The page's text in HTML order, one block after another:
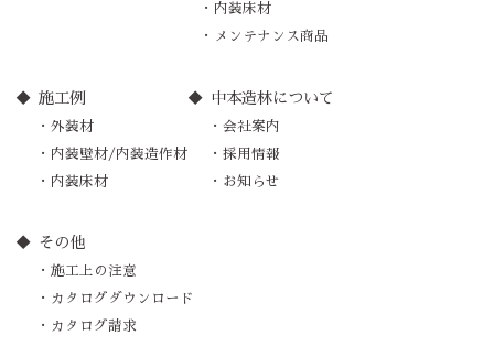
内装床材
メンテナンス商品
施工例
外装材
内装壁材/内装造作材
内装床材
中本造林について
会社案内
採用情報
お知らせ
その他
施工上の注意
カタログダウンロード
カタログ請求